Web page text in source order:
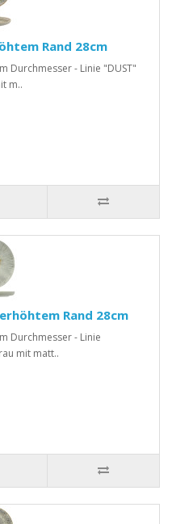
Rand 28cm
Durchmesser - Linie "DUST"
m..
Rand 28cm
Durchmesser - Linie
mit matt..